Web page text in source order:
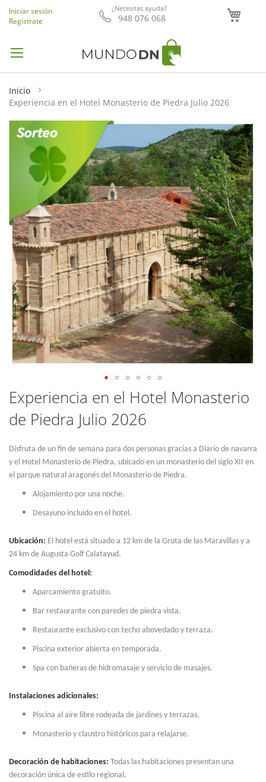
¿Necesitas ayuda?
948 076 068
Iniciar sesión
Regístrate
Inicio
Experiencia en el Hotel Monasterio de Piedra Julio 2026
Experiencia en el Hotel Monasterio
de Piedra Julio 2026
Disfruta de un fin de semana para dos personas gracias a Diario de navarra
y el Hotel Monasterio de Piedra, ubicado en un monasterio del siglo XII en
el parque natural aragonés del Monasterio de Piedra.
Alojamiento por una noche.
Desayuno incluido en el hotel.
Ubicación: El hotel está situado a 12 km de la Gruta de las Maravillas y a
24 km de Augusta Golf Calatayud.
Comodidades del hotel:
Aparcamiento gratuito.
Bar restaurante con paredes de piedra vista.
Restaurante exclusivo con techo abovedado y terraza.
Piscina exterior abierta en temporada.
Spa con bañeras de hidromasaje y servicio de masajes.
Instalaciones adicionales:
Piscina al aire libre rodeada de jardines y terrazas.
Monasterio y claustro históricos para relajarse.
Decoración de habitaciones: Todas las habitaciones presentan una
decoración única de estilo regional.
Saltar
imágenes
Saltar
al
comienzo
de
galería
de
imágenes